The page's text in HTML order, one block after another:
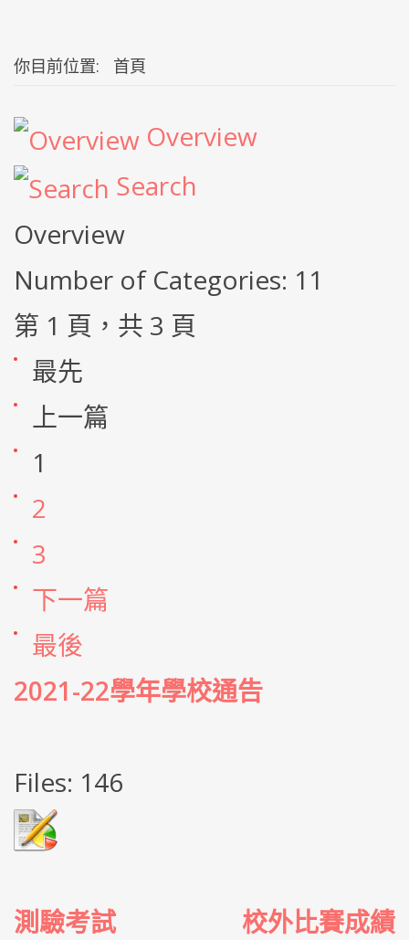
你目前位置: 首頁
Overview
Search
Overview
Number of Categories: 11
第 1 頁，共 3 頁
最先
上一篇
1
2
3
下一篇
最後
2021-22學年學校通告
Files: 146
校外比賽成績
測驗考試